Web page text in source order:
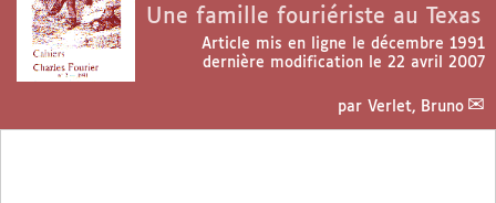
Une famille fouriériste au Texas
Article mis en ligne le décembre 1991
dernière modification le 22 avril 2007
par Verlet, Bruno